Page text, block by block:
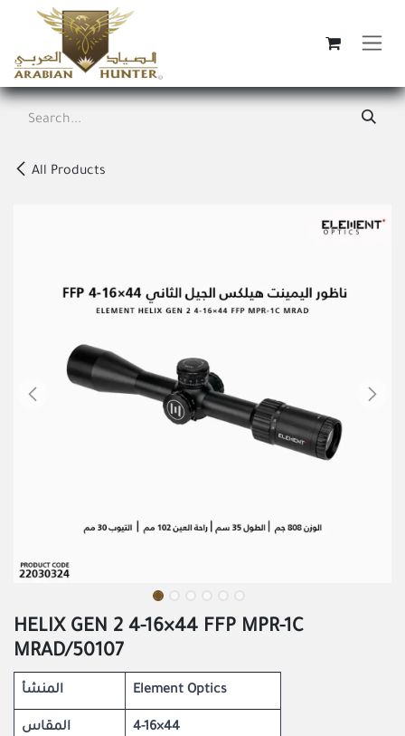
Skip to Content
All Products
HELIX GEN 2 4-16×44 FFP MPR-1C
MRAD/50107
المنشأ Element Optics
المقاس 4-16×44